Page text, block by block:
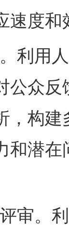
速度和
用人
公众
，构
和潜
。利